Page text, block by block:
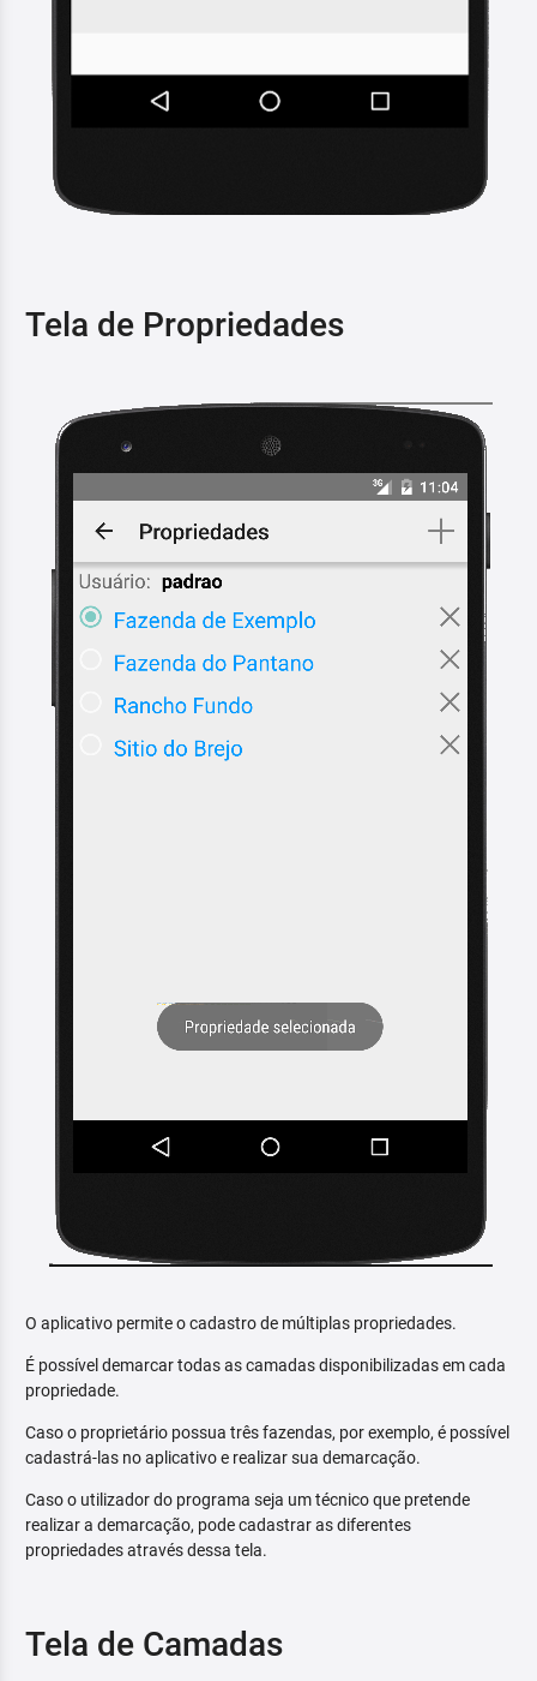
Tela de Propriedades
O aplicativo permite o cadastro de múltiplas propriedades.
É possível demarcar todas as camadas disponibilizadas em cada
propriedade.
Caso o proprietário possua três fazendas, por exemplo, é possível
cadastrá-las no aplicativo e realizar sua demarcação.
Caso o utilizador do programa seja um técnico que pretende
realizar a demarcação, pode cadastrar as diferentes
propriedades através dessa tela.
Tela de Camadas